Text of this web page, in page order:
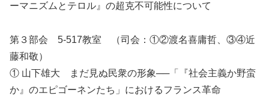
ーマニズムとテロル』の超克不可能性について
第３部会 5-517教室 （司会：①②渡名喜庸哲、③④近
藤和敬）
① 山下雄大 まだ見ぬ民衆の形象──「『社会主義か野蛮
か』のエピゴーネンたち」におけるフランス革命